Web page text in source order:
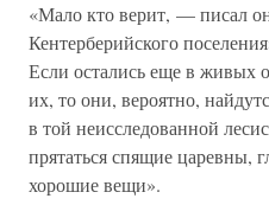
«Мало кто верит, — писал
Кентерберийского
Если остались еще в живых
их, то они, вероятно,
в той неисследованной
прятаться спящие царевны,
хорошие вещи».